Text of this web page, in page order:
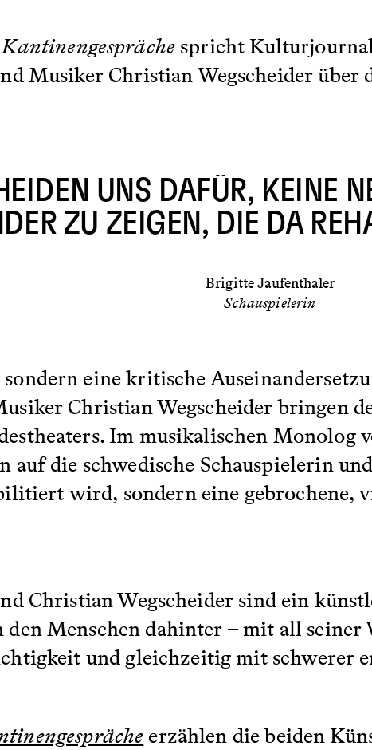
Kantinengespräche spricht
Musiker Christian Wegscheider
UNS DAFÜR, KEINE
ZU ZEIGEN, DIE DA
Brigitte Jaufenthaler
Schauspielerin
sondern eine kritische
Christian Wegscheider bringen
Im musikalischen Monolog
auf die schwedische Schauspielerin
wird, sondern eine gebrochene,
Christian Wegscheider sind ein
Menschen dahinter – mit all
und gleichzeitig mit schwerer
erzählen die beiden